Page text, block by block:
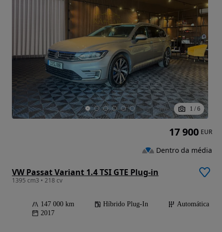
1 / 6
VW Passat Variant 1.4 TSI GTE Plug-in
1395 cm3 • 218 cv
147 000 km Híbrido Plug-In
Automática
2017
17 900 EUR
Dentro da média